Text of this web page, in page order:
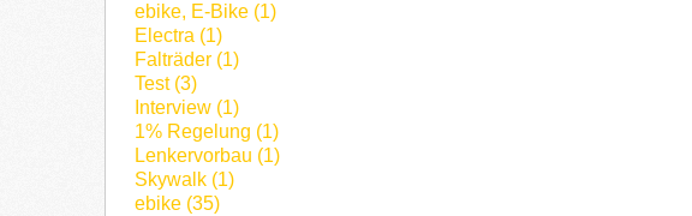
ebike, E-Bike (1)
Electra (1)
Falträder (1)
Test (3)
Interview (1)
1% Regelung (1)
Lenkervorbau (1)
Skywalk (1)
ebike (35)